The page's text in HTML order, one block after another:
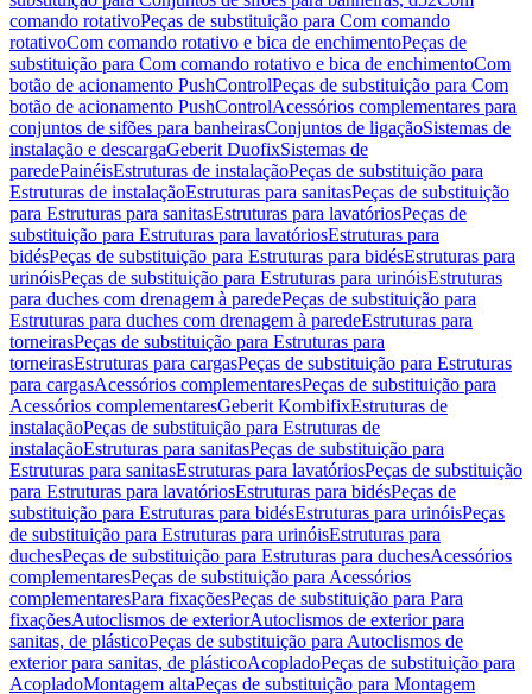
comando rotativoPeças de substituição para Com comando
rotativoCom comando rotativo e bica de enchimentoPeças de
substituição para Com comando rotativo e bica de enchimentoCom
botão de acionamento PushControlPeças de substituição para Com
botão de acionamento PushControlAcessórios complementares para
conjuntos de sifões para banheirasConjuntos de ligaçãoSistemas de
instalação e descargaGeberit DuofixSistemas de
paredePainéisEstruturas de instalaçãoPeças de substituição para
Estruturas de instalaçãoEstruturas para sanitasPeças de substituição
para Estruturas para sanitasEstruturas para lavatóriosPeças de
substituição para Estruturas para lavatóriosEstruturas para
bidésPeças de substituição para Estruturas para bidésEstruturas para
urinóisPeças de substituição para Estruturas para urinóisEstruturas
para duches com drenagem à paredePeças de substituição para
Estruturas para duches com drenagem à paredeEstruturas para
torneirasPeças de substituição para Estruturas para
torneirasEstruturas para cargasPeças de substituição para Estruturas
para cargasAcessórios complementaresPeças de substituição para
Acessórios complementaresGeberit KombifixEstruturas de
instalaçãoPeças de substituição para Estruturas de
instalaçãoEstruturas para sanitasPeças de substituição para
Estruturas para sanitasEstruturas para lavatóriosPeças de substituição
para Estruturas para lavatóriosEstruturas para bidésPeças de
substituição para Estruturas para bidésEstruturas para urinóisPeças
de substituição para Estruturas para urinóisEstruturas para
duchesPeças de substituição para Estruturas para duchesAcessórios
complementaresPeças de substituição para Acessórios
complementaresPara fixaçõesPeças de substituição para Para
fixaçõesAutoclismos de exteriorAutoclismos de exterior para
sanitas, de plásticoPeças de substituição para Autoclismos de
exterior para sanitas, de plásticoAcopladoPeças de substituição para
AcopladoMontagem altaPeças de substituição para Montagem